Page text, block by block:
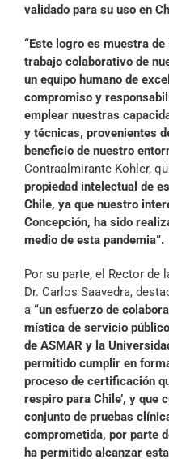
validado para su uso en
“Este logro es muestra
trabajo colaborativo de
un equipo humano de
compromiso y
emplear nuestras
y técnicas, provenientes
beneficio de nuestro
Contraalmirante Kohler,
propiedad intelectual de
Chile, ya que nuestro
Concepción, ha sido
medio de esta pandemia”.
Por su parte, el Rector de
Dr. Carlos Saavedra,
a “un esfuerzo de
mística de servicio
de ASMAR y la
permitido cumplir en
proceso de certificación
respiro para Chile’, y que
conjunto de pruebas
comprometida, por parte
ha permitido alcanzar esta